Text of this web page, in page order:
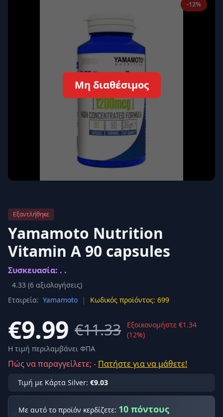
-12%
Μη διαθέσιμος
Εξαντλήθηκε
Yamamoto Nutrition
Vitamin A 90 capsules
Συσκευασία: . .
4.33 (6 αξιολογήσεις)
Εταιρεία: Yamamoto | Κωδικός προϊόντος: 699
€9.99 €11.33
Εξοικονομήστε €1.34
(12%)
Η τιμή περιλαμβάνει ΦΠΑ
Πώς να παραγγείλετε; - Πατήστε για να μάθετε!
Τιμή με Κάρτα Silver: €9.03
Με αυτό το προϊόν κερδίζετε: 10 πόντους
Ξεχάσατε τον κωδικό σας;
Δεν έχετε λογαριασμό; Εγγραφείτε εδώ
Ασφαλής σύνδεση